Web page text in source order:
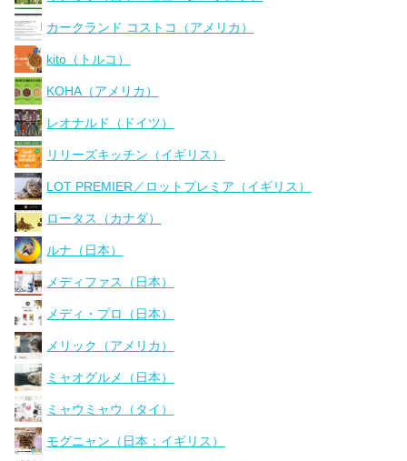
カークランド コストコ（アメリカ）
kito（トルコ）
KOHA（アメリカ）
レオナルド（ドイツ）
リリーズキッチン（イギリス）
LOT PREMIER／ロットプレミア（イギリス）
ロータス（カナダ）
ルナ（日本）
メディファス（日本）
メディ・プロ（日本）
メリック（アメリカ）
ミャオグルメ（日本）
ミャウミャウ（タイ）
モグニャン（日本：イギリス）